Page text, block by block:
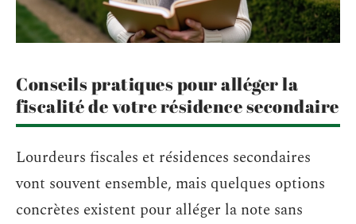
Conseils pratiques pour alléger la
fiscalité de votre résidence secondaire
Lourdeurs fiscales et résidences secondaires
vont souvent ensemble, mais quelques options
concrètes existent pour alléger la note sans